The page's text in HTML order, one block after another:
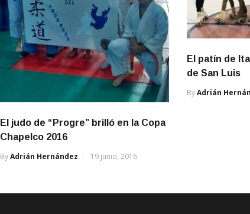
El judo de “Progre” brilló en la Copa
Chapelco 2016
ByAdrián Hernández 19 junio, 2016
El patín de
de San Luis
ByAdrián